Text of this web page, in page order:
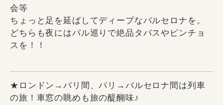
会等
ちょっと足を延ばしてディープなバルセロナを。
どちらも夜にはバル巡りで絶品タパスやピンチョ
スを！！
★ロンドン→パリ間、パリ→バルセロナ間は列車
の旅！車窓の眺めも旅の醍醐味♪